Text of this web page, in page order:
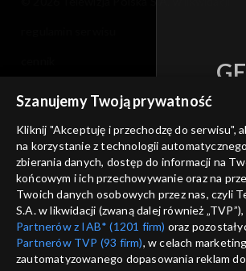
Kraj,
na
pomoc
kontakt
voucher
dostępność
Szanujemy Twoją prywatność
Kliknij "Akceptuję i przechodzę do serwisu",
na korzystanie z technologii
zbierania danych, dostęp do informacji na
końcowym i ich przechowywanie oraz na
Twoich danych osobowych przez nas, czyli
S.A. w likwidacji (zwaną dalej również „TVP”),
Partnerów z IAB* (1201 firm) oraz
Partnerów TVP (93 firm), w celach
zautomatyzowanego dopasowania reklam